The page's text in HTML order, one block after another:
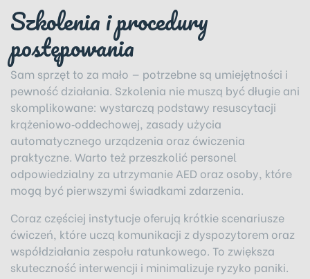
Szkolenia i procedury
postępowania
Sam sprzęt to za mało — potrzebne są umiejętności i
pewność działania. Szkolenia nie muszą być długie ani
skomplikowane: wystarczą podstawy resuscytacji
krążeniowo‑oddechowej, zasady użycia
automatycznego urządzenia oraz ćwiczenia
praktyczne. Warto też przeszkolić personel
odpowiedzialny za utrzymanie AED oraz osoby, które
mogą być pierwszymi świadkami zdarzenia.
Coraz częściej instytucje oferują krótkie scenariusze
ćwiczeń, które uczą komunikacji z dyspozytorem oraz
współdziałania zespołu ratunkowego. To zwiększa
skuteczność interwencji i minimalizuje ryzyko paniki.